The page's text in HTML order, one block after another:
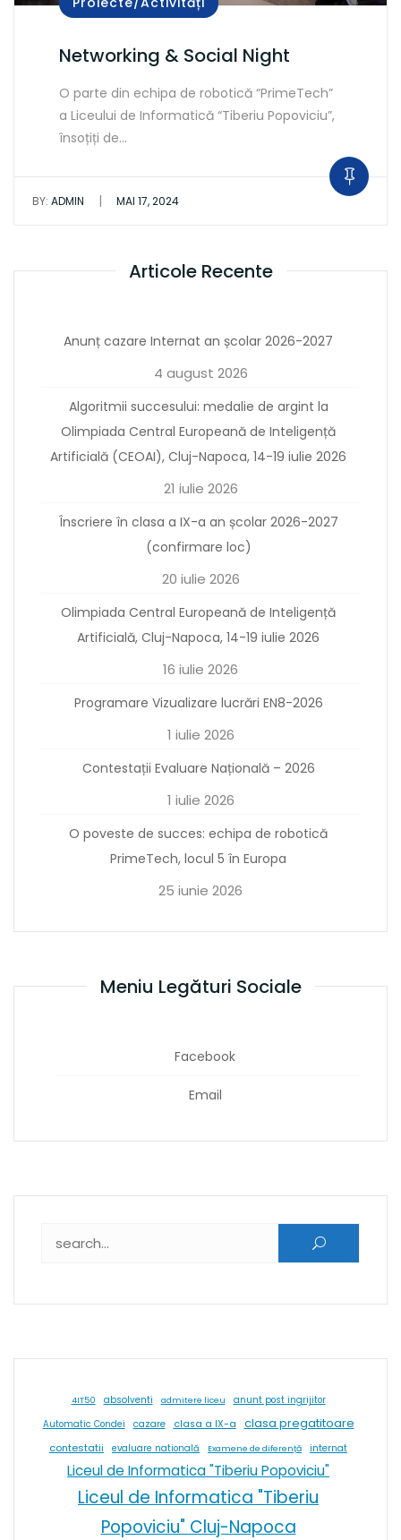
Networking & Social Night
O parte din echipa de robotică “PrimeTech”
a Liceului de Informatică “Tiberiu Popoviciu”,
însoțiți de…
BY: ADMIN | MAI 17, 2024
Articole Recente
Anunț cazare Internat an școlar 2026-2027
4 august 2026
Algoritmii succesului: medalie de argint la
Olimpiada Central Europeană de Inteligență
Artificială (CEOAI), Cluj-Napoca, 14-19 iulie 2026
21 iulie 2026
Înscriere în clasa a IX-a an școlar 2026-2027
(confirmare loc)
20 iulie 2026
Olimpiada Central Europeană de Inteligență
Artificială, Cluj-Napoca, 14-19 iulie 2026
16 iulie 2026
Programare Vizualizare lucrări EN8-2026
1 iulie 2026
Contestații Evaluare Națională – 2026
1 iulie 2026
O poveste de succes: echipa de robotică
PrimeTech, locul 5 în Europa
25 iunie 2026
Meniu Legături Sociale
Facebook
Email
4IT50 absolventi admitere liceu anunt post ingrijitor
Automatic Condei cazare clasa a IX-a clasa pregatitoare
contestatii evaluare natională Examene de diferență internat
Liceul de Informatica "Tiberiu Popoviciu"
Liceul de Informatica "Tiberiu
Popoviciu" Cluj-Napoca